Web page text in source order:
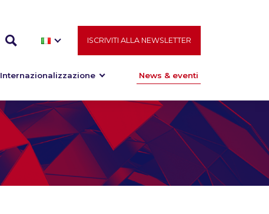
ISCRIVITI ALLA NEWSLETTER
Internazionalizzazione News & eventi